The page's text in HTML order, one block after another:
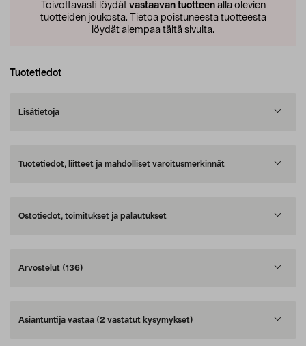
Toivottavasti löydät vastaavan tuotteenalla olevien
tuotteiden joukosta. Tietoa poistuneesta tuotteesta
löydät alempaa tältä sivulta.
Tuotetiedot
Lisätietoja
Tuotetiedot, liitteet ja mahdolliset varoitusmerkinnät
Ostotiedot, toimitukset ja palautukset
Arvostelut (136)
Asiantuntija vastaa (2 vastatut kysymykset)